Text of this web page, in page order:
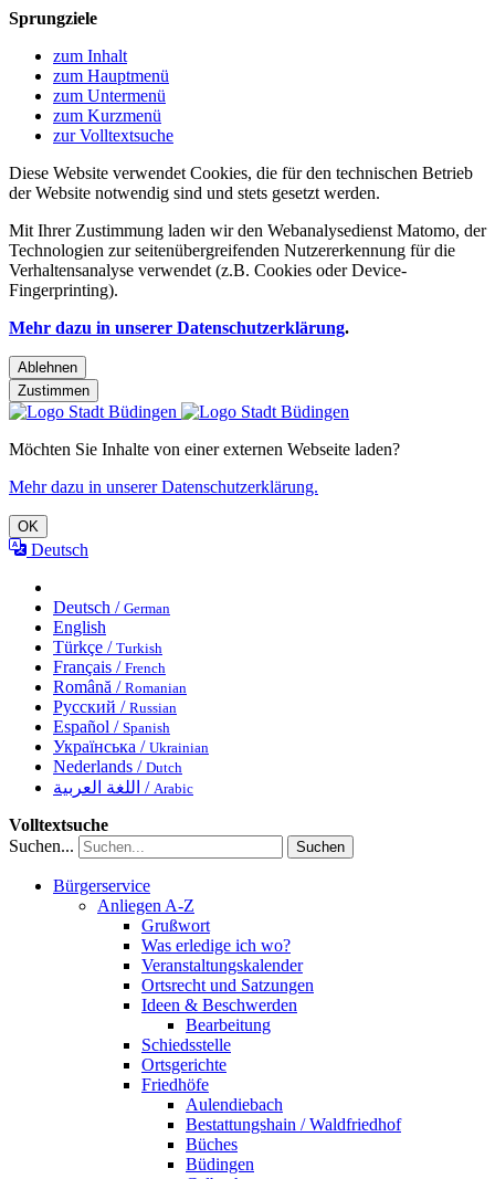
Sprungziele
zum Inhalt
zum Hauptmenü
zum Untermenü
zum Kurzmenü
zur Volltextsuche
Diese Website verwendet Cookies, die für den technischen Betrieb
der Website notwendig sind und stets gesetzt werden.
Mit Ihrer Zustimmung laden wir den Webanalysedienst Matomo, der
Technologien zur seitenübergreifenden Nutzererkennung für die
Verhaltensanalyse verwendet (z.B. Cookies oder Device-
Fingerprinting).
Mehr dazu in unserer Datenschutzerklärung.
Ablehnen
Zustimmen
Möchten Sie Inhalte von einer externen Webseite laden?
Mehr dazu in unserer Datenschutzerklärung.
OK
Deutsch
Deutsch / German
English
Türkçe / Turkish
Français / French
Română / Romanian
Русский / Russian
Español / Spanish
Українська / Ukrainian
Nederlands / Dutch
اللغة العربية / Arabic
Volltextsuche
Suchen...
Suchen
Bürgerservice
Anliegen A-Z
Grußwort
Was erledige ich wo?
Veranstaltungskalender
Ortsrecht und Satzungen
Ideen & Beschwerden
Bearbeitung
Schiedsstelle
Ortsgerichte
Friedhöfe
Aulendiebach
Bestattungshain / Waldfriedhof
Büches
Büdingen